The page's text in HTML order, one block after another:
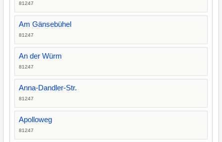
81247
Am Gänsebühel
81247
An der Würm
81247
Anna-Dandler-Str.
81247
Apolloweg
81247